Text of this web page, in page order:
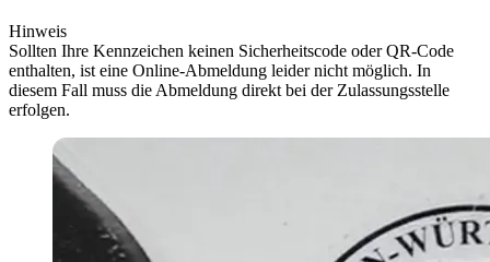
Hinweis
Sollten Ihre Kennzeichen keinen Sicherheitscode oder QR-Code
enthalten, ist eine Online-Abmeldung leider nicht möglich. In
diesem Fall muss die Abmeldung direkt bei der Zulassungsstelle
erfolgen.